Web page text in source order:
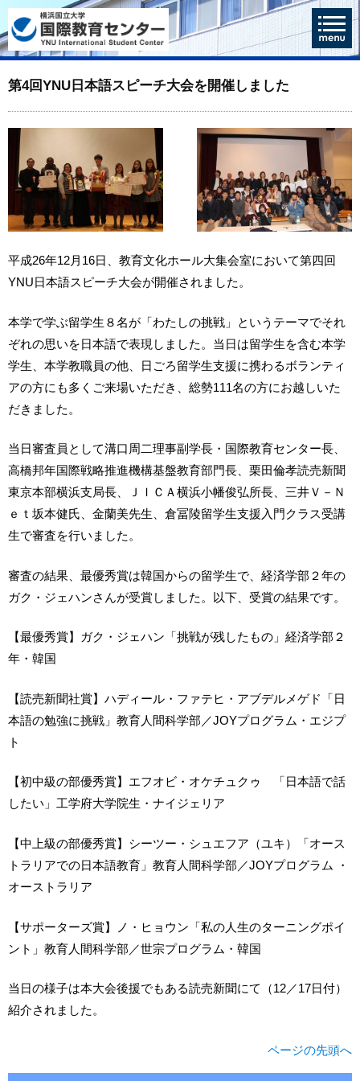
第4回YNU日本語スピーチ大会を開催しました
平成26年12月16日、教育文化ホール大集会室において第四回
YNU日本語スピーチ大会が開催されました。
本学で学ぶ留学生８名が「わたしの挑戦」というテーマでそれ
ぞれの思いを日本語で表現しました。当日は留学生を含む本学
学生、本学教職員の他、日ごろ留学生支援に携わるボランティ
アの方にも多くご来場いただき、総勢111名の方にお越しいた
だきました。
当日審査員として溝口周二理事副学長・国際教育センター長、
高橋邦年国際戦略推進機構基盤教育部門長、栗田倫孝読売新聞
東京本部横浜支局長、ＪＩＣＡ横浜小幡俊弘所長、三井Ｖ－Ｎ
ｅｔ坂本健氏、金蘭美先生、倉冨陵留学生支援入門クラス受講
生で審査を行いました。
審査の結果、最優秀賞は韓国からの留学生で、経済学部２年の
ガク・ジェハンさんが受賞しました。以下、受賞の結果です。
【最優秀賞】ガク・ジェハン「挑戦が残したもの」経済学部２
年・韓国
【読売新聞社賞】ハディール・ファテヒ・アブデルメゲド「日
本語の勉強に挑戦」教育人間科学部／JOYプログラム・エジプ
ト
【初中級の部優秀賞】エフオビ・オケチュクゥ 「日本語で話
したい」工学府大学院生・ナイジェリア
【中上級の部優秀賞】シーツー・シュエフア（ユキ）「オース
トラリアでの日本語教育」教育人間科学部／JOYプログラム ・
オーストラリア
【サポーターズ賞】ノ・ヒョウン「私の人生のターニングポイ
ント」教育人間科学部／世宗プログラム・韓国
当日の様子は本大会後援でもある読売新聞にて（12／17日付）
紹介されました。
ページの先頭へ